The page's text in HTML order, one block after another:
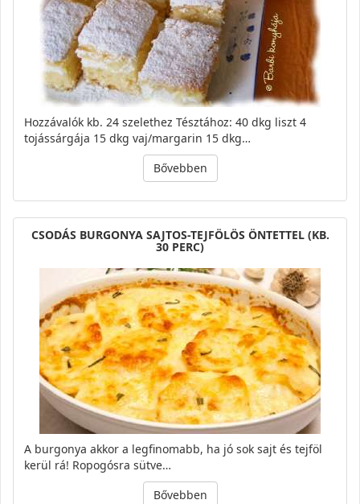
Hozzávalók kb. 24 szelethez Tésztához: 40 dkg liszt 4
tojássárgája 15 dkg vaj/margarin 15 dkg…
Bővebben
CSODÁS BURGONYA SAJTOS-TEJFÖLÖS ÖNTETTEL (KB.
30 PERC)
A burgonya akkor a legfinomabb, ha jó sok sajt és tejföl
kerül rá! Ropogósra sütve…
Bővebben